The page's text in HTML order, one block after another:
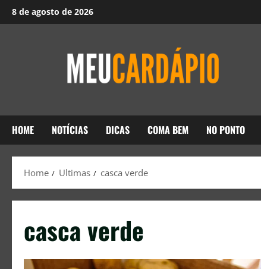
8 de agosto de 2026
HOME NOTÍCIAS DICAS COMA BEM NO PONTO
Home Ultimas casca verde
casca verde